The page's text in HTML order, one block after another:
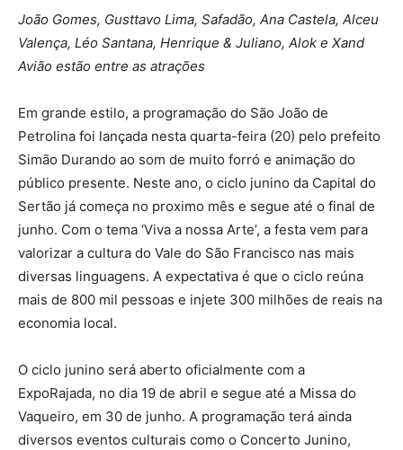
João Gomes, Gusttavo Lima, Safadão, Ana Castela, Alceu
Valença, Léo Santana, Henrique & Juliano, Alok e Xand
Avião estão entre as atrações
Em grande estilo, a programação do São João de
Petrolina foi lançada nesta quarta-feira (20) pelo prefeito
Simão Durando ao som de muito forró e animação do
público presente. Neste ano, o ciclo junino da Capital do
Sertão já começa no proximo mês e segue até o final de
junho. Com o tema ‘Viva a nossa Arte’, a festa vem para
valorizar a cultura do Vale do São Francisco nas mais
diversas linguagens. A expectativa é que o ciclo reúna
mais de 800 mil pessoas e injete 300 milhões de reais na
economia local.
O ciclo junino será aberto oficialmente com a
ExpoRajada, no dia 19 de abril e segue até a Missa do
Vaqueiro, em 30 de junho. A programação terá ainda
diversos eventos culturais como o Concerto Junino,